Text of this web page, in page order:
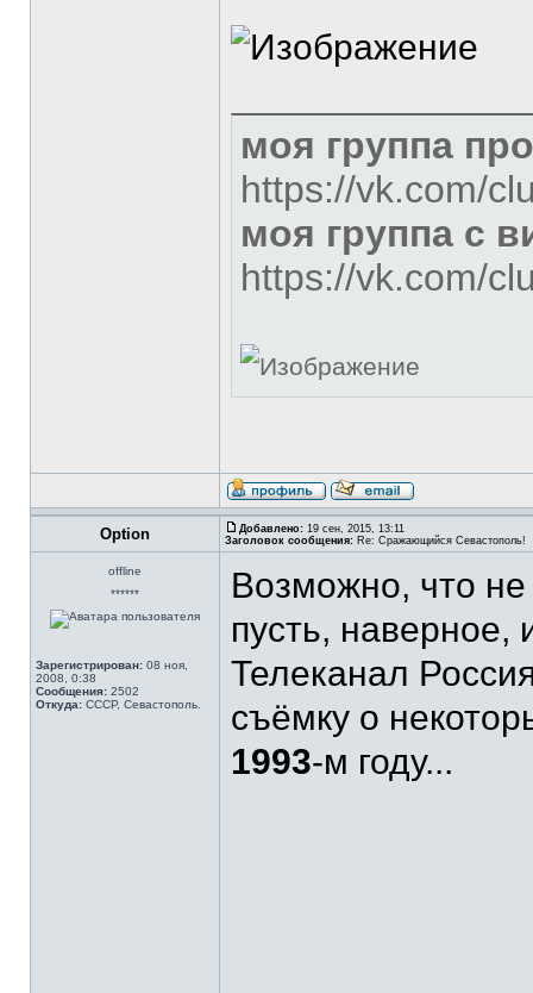
моя группа
https://vk.com/
моя группа с
https://vk.com/
Option Добавлено: 19 сен, 2015, 13:11
Заголовок сообщения: Re: Сражающийся Севастополь!
offline
******
Зарегистрирован: 08 ноя,
2008, 0:38
Сообщения: 2502
Откуда: СССР, Севастополь.
Возможно, что
пусть, наверное,
Телеканал
съёмку о
1993-м году...